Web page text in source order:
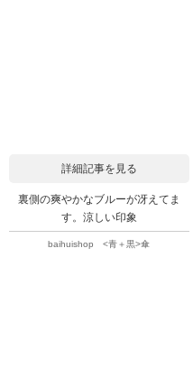
詳細記事を見る
裏側の爽やかなブルーが冴えてま
す。涼しい印象
baihuishop <青＋黒>傘